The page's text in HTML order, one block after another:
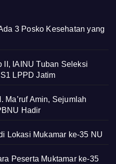
3 Posko Kesehatan yang
II, IAINU Tuban Seleksi
LPPD Jatim
Ma’ruf Amin, Sejumlah
Hadir
Lokasi Mukamar ke-35 NU
Peserta Muktamar ke-35